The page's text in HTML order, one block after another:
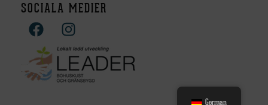
SOCIALA MEDIER
German